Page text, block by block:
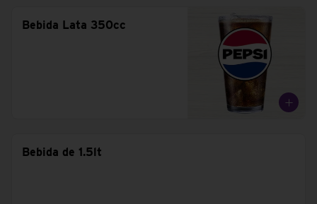
Bebida Lata 350cc
Bebida de 1.5lt